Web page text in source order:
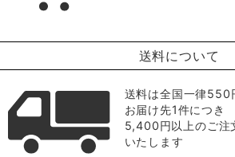
送料について
送料は全国一律550
お届け先1件につき
5,400円以上のご注
いたします